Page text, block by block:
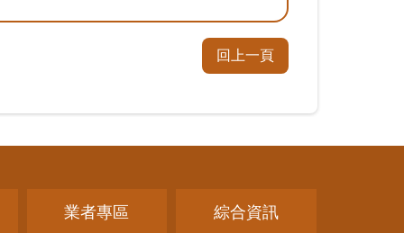
回上一頁
業者專區 綜合資訊